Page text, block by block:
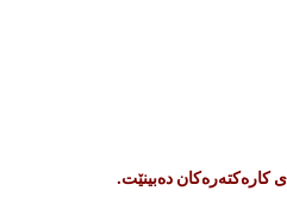
کارەکتەرەکان دەبینێت.